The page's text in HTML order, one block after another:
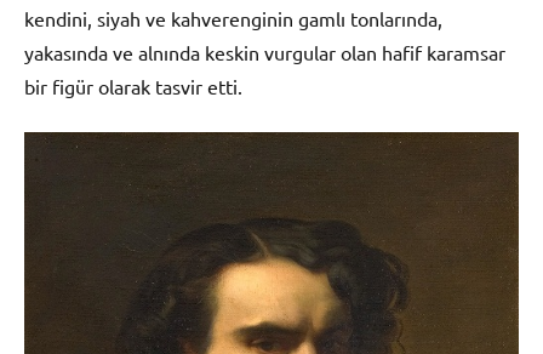
kendini, siyah ve kahverenginin gamlı tonlarında,
yakasında ve alnında keskin vurgular olan hafif karamsar
bir figür olarak tasvir etti.